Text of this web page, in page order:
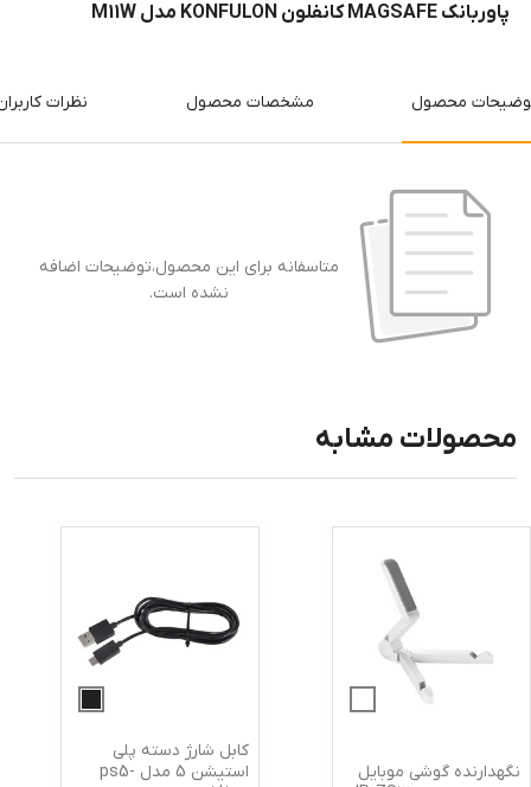
پاوربانک MAGSAFE کانفلون KONFULON مدل M11W
محصول مشخصات محصول نظرات
متاسفانه برای این محصول،توضیحات اضافه
نشده است.
محصولات مشابه
نگهدارنده گوشی موبایل
کابل شارژ دسته پلی
استیشن 5 مدل ps5-